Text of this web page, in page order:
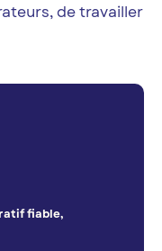
de travailler
fiable,